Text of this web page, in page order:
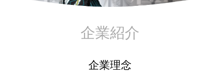
企業紹介
企業理念